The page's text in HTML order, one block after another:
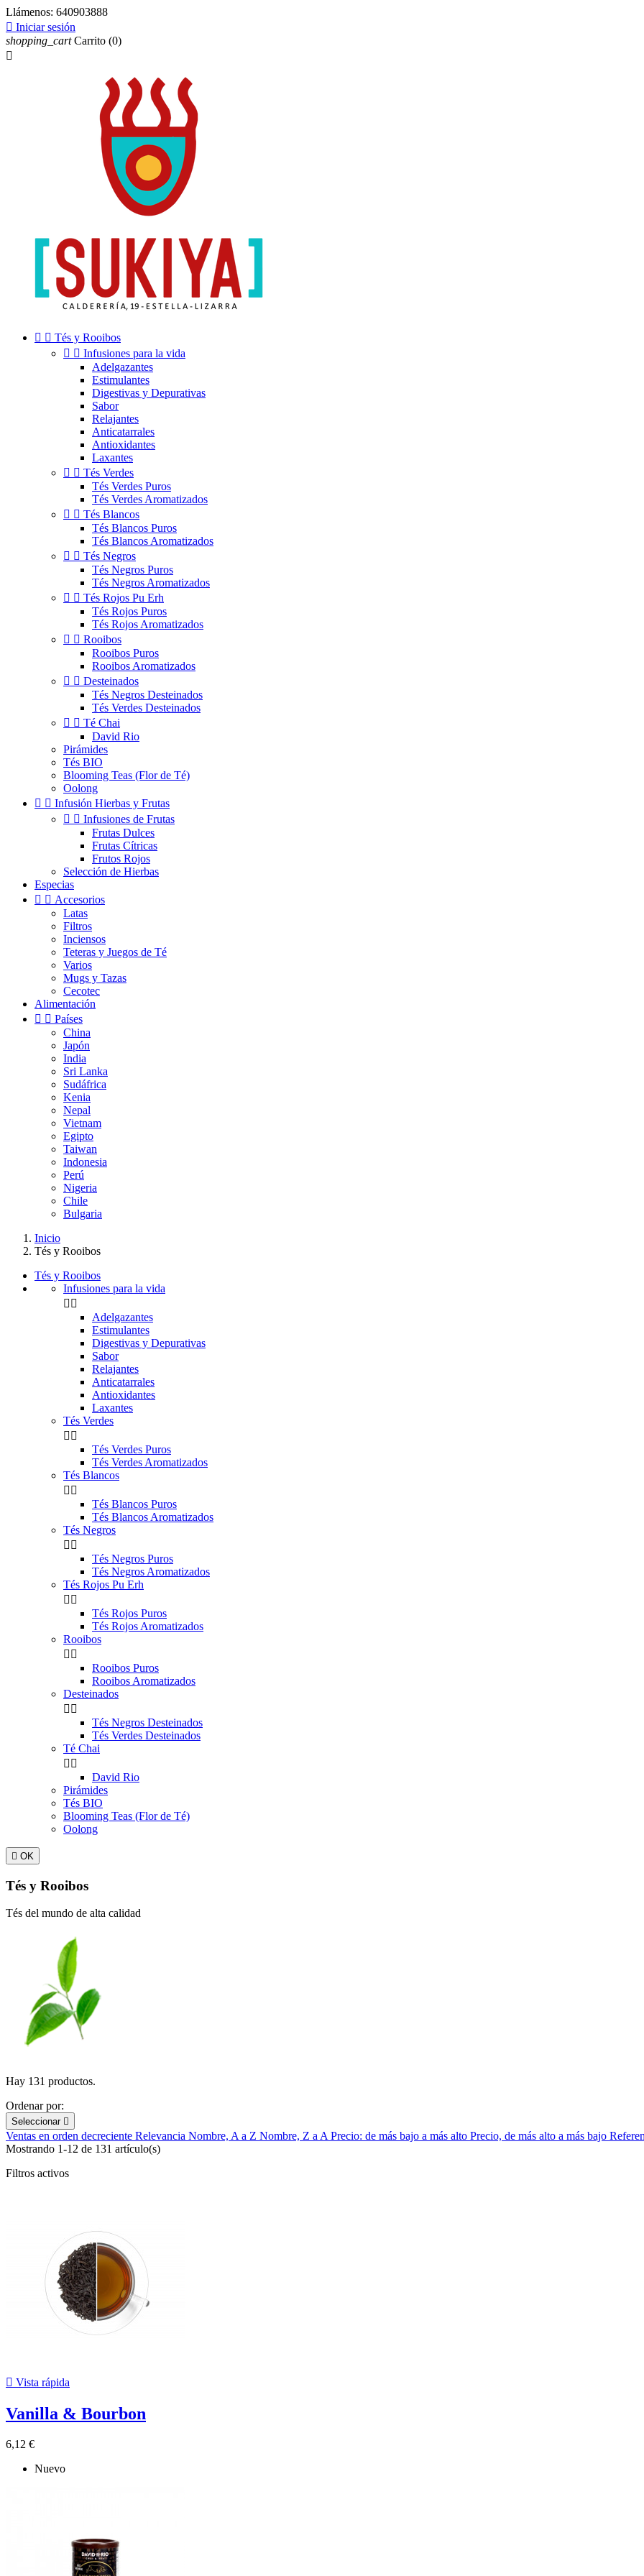
Llámenos: 640903888
 Iniciar sesión
shopping_cart Carrito (0)

  Tés y Rooibos
  Infusiones para la vida
Adelgazantes
Estimulantes
Digestivas y Depurativas
Sabor
Relajantes
Anticatarrales
Antioxidantes
Laxantes
  Tés Verdes
Tés Verdes Puros
Tés Verdes Aromatizados
  Tés Blancos
Tés Blancos Puros
Tés Blancos Aromatizados
  Tés Negros
Tés Negros Puros
Tés Negros Aromatizados
  Tés Rojos Pu Erh
Tés Rojos Puros
Tés Rojos Aromatizados
  Rooibos
Rooibos Puros
Rooibos Aromatizados
  Desteinados
Tés Negros Desteinados
Tés Verdes Desteinados
  Té Chai
David Rio
Pirámides
Tés BIO
Blooming Teas (Flor de Té)
Oolong
  Infusión Hierbas y Frutas
  Infusiones de Frutas
Frutas Dulces
Frutas Cítricas
Frutos Rojos
Selección de Hierbas
Especias
  Accesorios
Latas
Filtros
Inciensos
Teteras y Juegos de Té
Varios
Mugs y Tazas
Cecotec
Alimentación
  Países
China
Japón
India
Sri Lanka
Sudáfrica
Kenia
Nepal
Vietnam
Egipto
Taiwan
Indonesia
Perú
Nigeria
Chile
Bulgaria
Inicio
Tés y Rooibos
Tés y Rooibos
Infusiones para la vida
 
Adelgazantes
Estimulantes
Digestivas y Depurativas
Sabor
Relajantes
Anticatarrales
Antioxidantes
Laxantes
Tés Verdes
 
Tés Verdes Puros
Tés Verdes Aromatizados
Tés Blancos
 
Tés Blancos Puros
Tés Blancos Aromatizados
Tés Negros
 
Tés Negros Puros
Tés Negros Aromatizados
Tés Rojos Pu Erh
 
Tés Rojos Puros
Tés Rojos Aromatizados
Rooibos
 
Rooibos Puros
Rooibos Aromatizados
Desteinados
 
Tés Negros Desteinados
Tés Verdes Desteinados
Té Chai
 
David Rio
Pirámides
Tés BIO
Blooming Teas (Flor de Té)
Oolong
 OK
Tés y Rooibos
Tés del mundo de alta calidad
Hay 131 productos.
Ordenar por:
Seleccionar 
Ventas en orden decreciente Relevancia Nombre, A a Z Nombre, Z a APrecio: de más bajo a más alto Precio, de más alto a más bajo
Mostrando 1-12 de 131 artículo(s)
Filtros activos
 Vista rápida
Vanilla & Bourbon
6,12 €
Nuevo